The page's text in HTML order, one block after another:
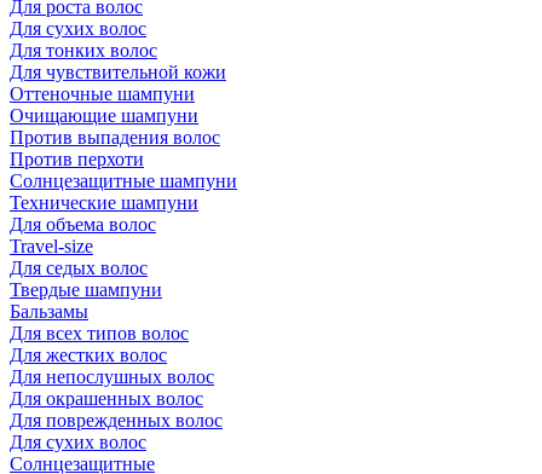
Для роста волос
Для сухих волос
Для тонких волос
Для чувствительной кожи
Оттеночные шампуни
Очищающие шампуни
Против выпадения волос
Против перхоти
Солнцезащитные шампуни
Технические шампуни
Для объема волос
Travel-size
Для седых волос
Твердые шампуни
Бальзамы
Для всех типов волос
Для жестких волос
Для непослушных волос
Для окрашенных волос
Для поврежденных волос
Для сухих волос
Солнцезащитные